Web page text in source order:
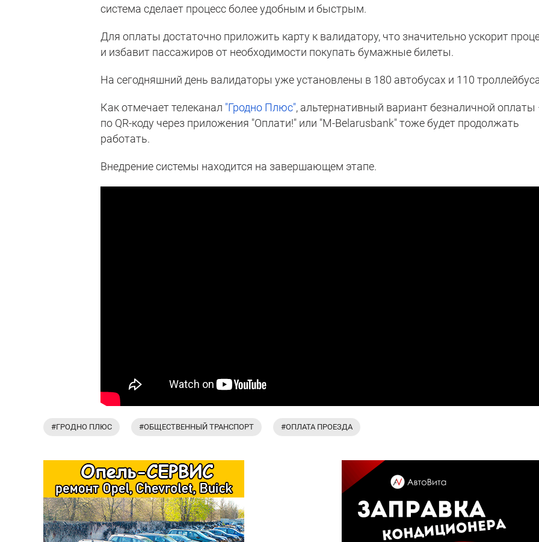
система сделает процесс более удобным и быстрым.
Для оплаты достаточно приложить карту к валидатору, что значительно ускорит
и избавит пассажиров от необходимости покупать бумажные билеты.
На сегодняшний день валидаторы уже установлены в 180 автобусах и 110
Как отмечает телеканал "Гродно Плюс", альтернативный вариант безналичной оплаты
по QR-коду через приложения "Оплати!" или "M-Belarusbank" тоже будет продолжать
работать.
Внедрение системы находится на завершающем этапе.
#ГРОДНО ПЛЮС #ОБЩЕСТВЕННЫЙ ТРАНСПОРТ #ОПЛАТА ПРОЕЗДА